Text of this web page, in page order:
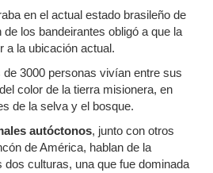
en el actual estado brasileño de
los bandeirantes obligó a que la
a la ubicación actual.
3000 personas vivían entre sus
color de la tierra misionera, en
de la selva y el bosque.
autóctonos, junto con otros
de América, hablan de la
dos culturas, una que fue dominada